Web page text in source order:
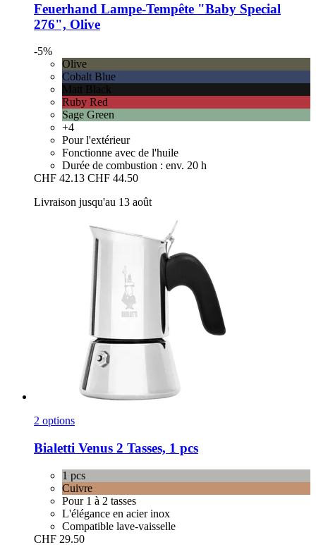
Feuerhand Lampe-​Tempête "Baby Special
276", Olive
-5%
Olive
Cobalt Blue
Ruby Red
Sage Green
+4
Pour l'extérieur
Fonctionne avec de l'huile
Durée de combustion : env. 20 h
CHF 42.13 CHF 44.50
Livraison jusqu'au 13 août
2 options
Bialetti Venus 2 Tasses, 1 pcs
1 pcs
Cuivre
Pour 1 à 2 tasses
L'élégance en acier inox
Compatible lave-vaisselle
CHF 29.50